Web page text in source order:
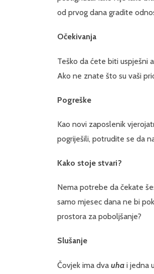
od prvog dana gradite
Očekivanja
Teško da ćete biti uspješni
Ako ne znate što su vaši
Pogreške
Kao novi zaposlenik
pogriješili, potrudite se da
Kako stoje stvari?
Nema potrebe da čekate
samo mjesec dana ne bi
prostora za poboljšanje?
Slušanje
Čovjek ima dva uha i jedna